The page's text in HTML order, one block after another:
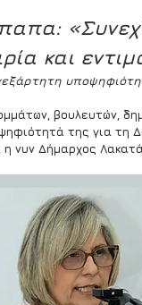
και
βουλευτών,
της για τη
η νυν Δήμαρχος